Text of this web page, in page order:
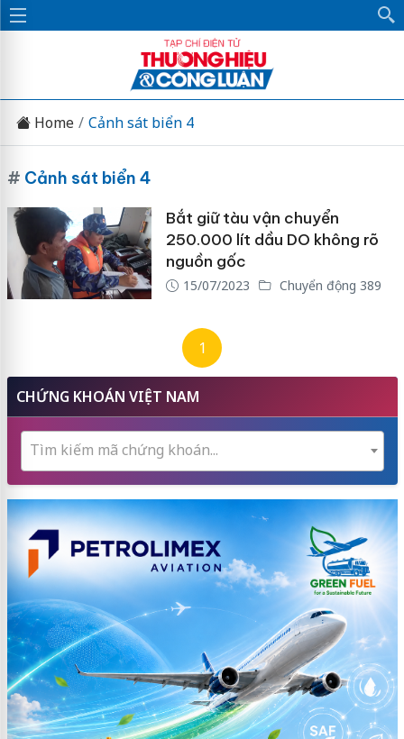
Home Cảnh sát biển 4
# Cảnh sát biển 4
Bắt giữ tàu vận chuyển
250.000 lít dầu DO không rõ
nguồn gốc
15/07/2023 Chuyển động 389
1
CHỨNG KHOÁN VIỆT NAM
Tìm kiếm mã chứng khoán...